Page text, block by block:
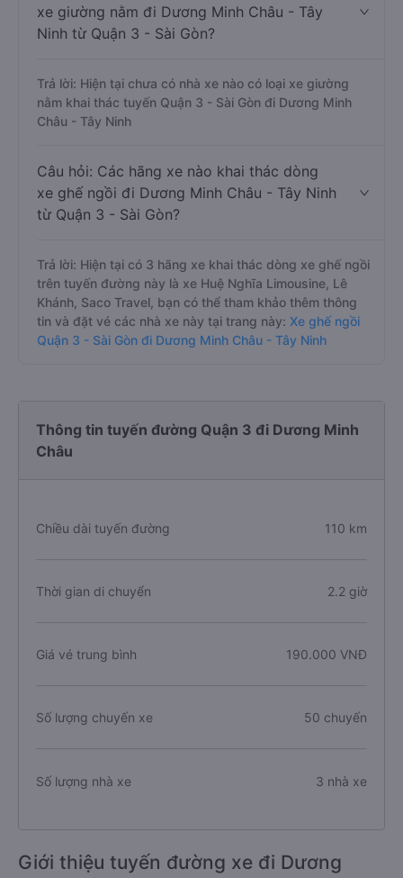
xe giường nằm đi Dương Minh Châu - Tây
Ninh từ Quận 3 - Sài Gòn?
Trả lời: Hiện tại chưa có nhà xe nào có loại xe giường
nằm khai thác tuyến Quận 3 - Sài Gòn đi Dương Minh
Châu - Tây Ninh
Câu hỏi: Các hãng xe nào khai thác dòng
xe ghế ngồi đi Dương Minh Châu - Tây Ninh
từ Quận 3 - Sài Gòn?
Trả lời: Hiện tại có 3 hãng xe khai thác dòng xe ghế ngồi
trên tuyến đường này là xe Huệ Nghĩa Limousine, Lê
Khánh, Saco Travel, bạn có thể tham khảo thêm thông
tin và đặt vé các nhà xe này tại trang này: Xe ghế ngồi
Quận 3 - Sài Gòn đi Dương Minh Châu - Tây Ninh
Thông tin tuyến đường Quận 3 đi Dương Minh
Châu
Chiều dài tuyến đường 110 km
Thời gian di chuyển 2.2 giờ
Giá vé trung bình 190.000 VNĐ
Số lượng chuyến xe 50 chuyến
Số lượng nhà xe 3 nhà xe
Giới thiệu tuyến đường xe đi Dương